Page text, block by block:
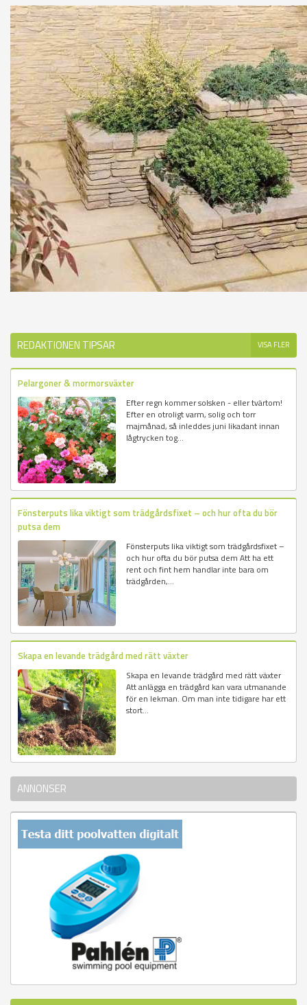
REDAKTIONEN TIPSAR VISA FLER
Pelargoner & mormorsväxter
Efter regn kommer solsken - eller tvärtom!
Efter en otroligt varm, solig och torr
majmånad, så inleddes juni likadant innan
lågtrycken tog...
Fönsterputs lika viktigt som trädgårdsfixet – och hur ofta du bör
putsa dem
Fönsterputs lika viktigt som trädgårdsfixet –
och hur ofta du bör putsa dem Att ha ett
rent och fint hem handlar inte bara om
trädgården,...
Skapa en levande trädgård med rätt växter
Skapa en levande trädgård med rätt växter
Att anlägga en trädgård kan vara utmanande
för en lekman. Om man inte tidigare har ett
stort...
ANNONSER